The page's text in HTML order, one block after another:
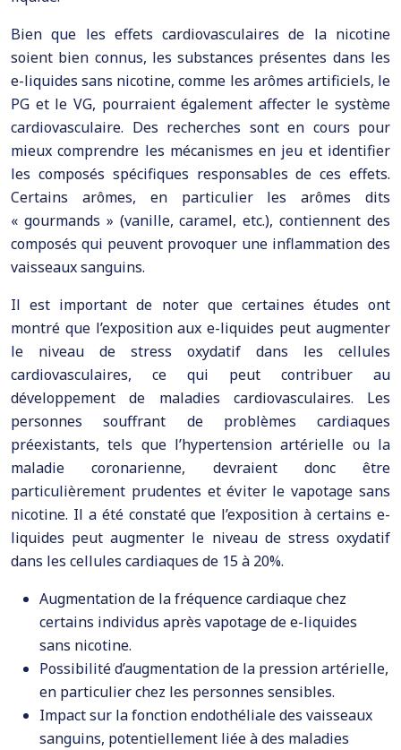
Bien que les effets cardiovasculaires de la nicotine
soient bien connus, les substances présentes dans les
e-liquides sans nicotine, comme les arômes artificiels, le
PG et le VG, pourraient également affecter le système
cardiovasculaire. Des recherches sont en cours pour
mieux comprendre les mécanismes en jeu et identifier
les composés spécifiques responsables de ces effets.
Certains arômes, en particulier les arômes dits
« gourmands » (vanille, caramel, etc.), contiennent des
composés qui peuvent provoquer une inflammation des
vaisseaux sanguins.
Il est important de noter que certaines études ont
montré que l’exposition aux e-liquides peut augmenter
le niveau de stress oxydatif dans les cellules
cardiovasculaires, ce qui peut contribuer au
développement de maladies cardiovasculaires. Les
personnes souffrant de problèmes cardiaques
préexistants, tels que l’hypertension artérielle ou la
maladie coronarienne, devraient donc être
particulièrement prudentes et éviter le vapotage sans
nicotine. Il a été constaté que l’exposition à certains e-
liquides peut augmenter le niveau de stress oxydatif
dans les cellules cardiaques de 15 à 20%.
Augmentation de la fréquence cardiaque chez
certains individus après vapotage de e-liquides
sans nicotine.
Possibilité d’augmentation de la pression artérielle,
en particulier chez les personnes sensibles.
Impact sur la fonction endothéliale des vaisseaux
sanguins, potentiellement liée à des maladies